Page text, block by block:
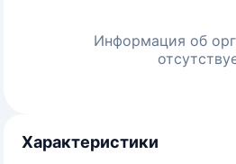
Информация об
Характеристики